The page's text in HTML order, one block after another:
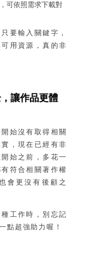
可依照需求下載對
只要輸入關鍵字，
用資源，真的非
讓作品更體
始沒有取得相關
，現在已經有非
始之前，多花一
符合相關著作權
會更沒有後顧之
工作時，別忘記
點超強助力喔！